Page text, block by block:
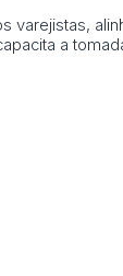
varejistas,
a